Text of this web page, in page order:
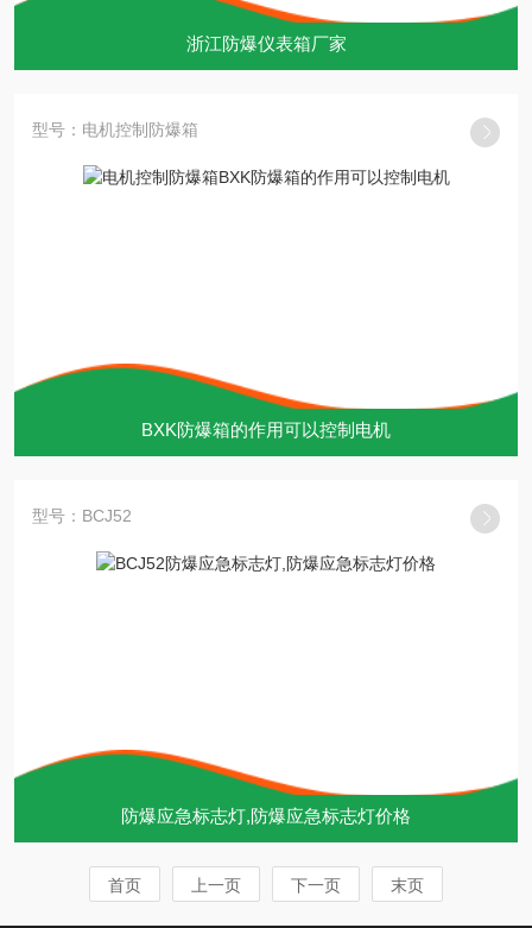
浙江防爆仪表箱厂家
型号：电机控制防爆箱
BXK防爆箱的作用可以控制电机
型号：BCJ52
防爆应急标志灯,防爆应急标志灯价格
首页 上一页 下一页 末页